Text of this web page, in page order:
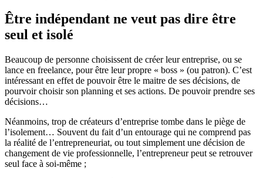
Être indépendant ne veut pas dire être
seul et isolé
Beaucoup de personne choisissent de créer leur entreprise, ou se
lance en freelance, pour être leur propre « boss » (ou patron). C’est
intéressant en effet de pouvoir être le maitre de ses décisions, de
pourvoir choisir son planning et ses actions. De pouvoir prendre ses
décisions…
Néanmoins, trop de créateurs d’entreprise tombe dans le piège de
l’isolement… Souvent du fait d’un entourage qui ne comprend pas
la réalité de l’entrepreneuriat, ou tout simplement une décision de
changement de vie professionnelle, l’entrepreneur peut se retrouver
seul face à soi-même ;